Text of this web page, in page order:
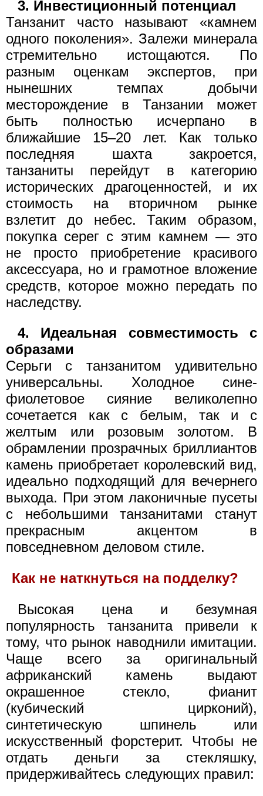
3. Инвестиционный потенциал
Танзанит часто называют «камнем
одного поколения». Залежи минерала
стремительно истощаются. По
разным оценкам экспертов, при
нынешних темпах добычи
месторождение в Танзании может
быть полностью исчерпано в
ближайшие 15–20 лет. Как только
последняя шахта закроется,
танзаниты перейдут в категорию
исторических драгоценностей, и их
стоимость на вторичном рынке
взлетит до небес. Таким образом,
покупка серег с этим камнем — это
не просто приобретение красивого
аксессуара, но и грамотное вложение
средств, которое можно передать по
наследству.
4. Идеальная совместимость с
образами
Серьги с танзанитом удивительно
универсальны. Холодное сине-
фиолетовое сияние великолепно
сочетается как с белым, так и с
желтым или розовым золотом. В
обрамлении прозрачных бриллиантов
камень приобретает королевский вид,
идеально подходящий для вечернего
выхода. При этом лаконичные пусеты
с небольшими танзанитами станут
прекрасным акцентом в
повседневном деловом стиле.
Как не наткнуться на подделку?
Высокая цена и безумная
популярность танзанита привели к
тому, что рынок наводнили имитации.
Чаще всего за оригинальный
африканский камень выдают
окрашенное стекло, фианит
(кубический цирконий),
синтетическую шпинель или
искусственный форстерит. Чтобы не
отдать деньги за стекляшку,
придерживайтесь следующих правил: